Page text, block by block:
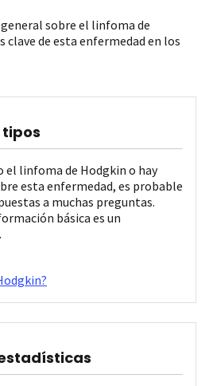
sobre el linfoma de
clave de esta enfermedad en los
el linfoma de Hodgkin o hay
esta enfermedad, es probable
a muchas preguntas.
básica es un